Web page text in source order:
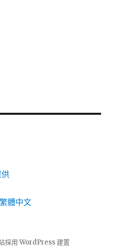
體中文
採用 WordPress 建置